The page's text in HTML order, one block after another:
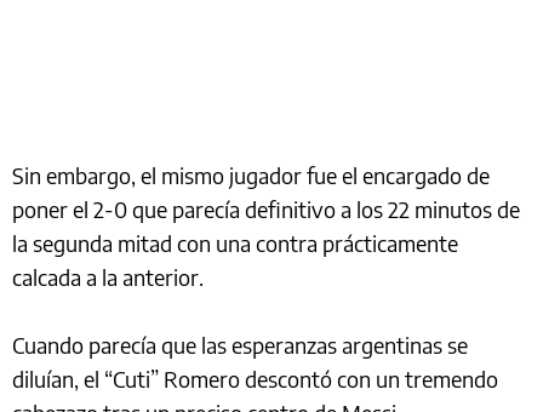
Sin embargo, el mismo jugador fue el encargado de
poner el 2-0 que parecía definitivo a los 22 minutos de
la segunda mitad con una contra prácticamente
calcada a la anterior.
Cuando parecía que las esperanzas argentinas se
diluían, el “Cuti” Romero descontó con un tremendo